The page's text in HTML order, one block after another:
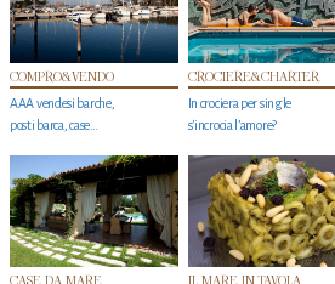
COMPRO&VENDO
AAA vendesi barche,
posti barca, case…
CROCIERE&CHARTER
In crociera per single
s'incrocia l’amore?